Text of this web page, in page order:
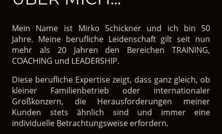
Mein Name ist Mirko Schickner und ich bin 50
Jahre. Meine berufliche Leidenschaft gilt seit nun
mehr als 20 Jahren den Bereichen TRAINING,
COACHING und LEADERSHIP.
Diese berufliche Expertise zeigt, dass ganz gleich, ob
kleiner Familienbetrieb oder internationaler
Großkonzern, die Herausforderungen meiner
Kunden stets ähnlich sind und immer eine
individuelle Betrachtungsweise erfordern.